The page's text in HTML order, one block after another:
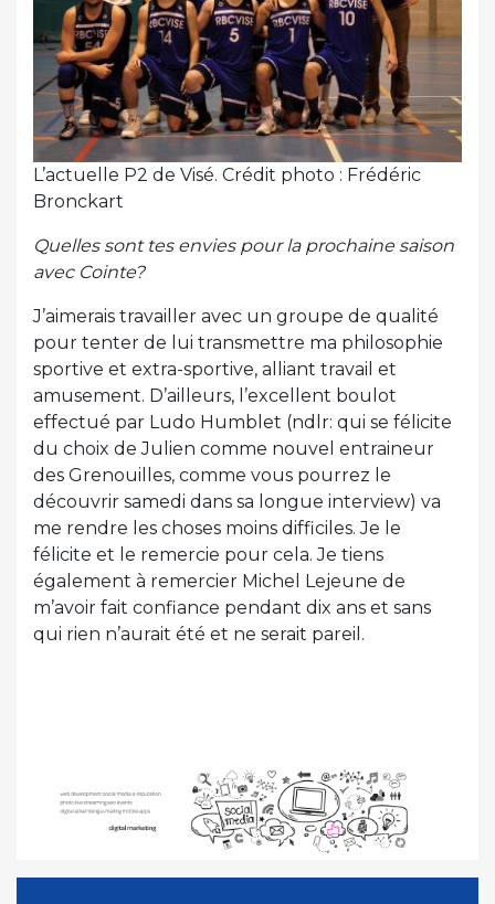
L’actuelle P2 de Visé. Crédit photo : Frédéric
Bronckart
Quelles sont tes envies pour la prochaine saison
avec Cointe?
J’aimerais travailler avec un groupe de qualité
pour tenter de lui transmettre ma philosophie
sportive et extra-sportive, alliant travail et
amusement. D’ailleurs, l’excellent boulot
effectué par Ludo Humblet (ndlr: qui se félicite
du choix de Julien comme nouvel entraineur
des Grenouilles, comme vous pourrez le
découvrir samedi dans sa longue interview) va
me rendre les choses moins difficiles. Je le
félicite et le remercie pour cela. Je tiens
également à remercier Michel Lejeune de
m’avoir fait confiance pendant dix ans et sans
qui rien n’aurait été et ne serait pareil.